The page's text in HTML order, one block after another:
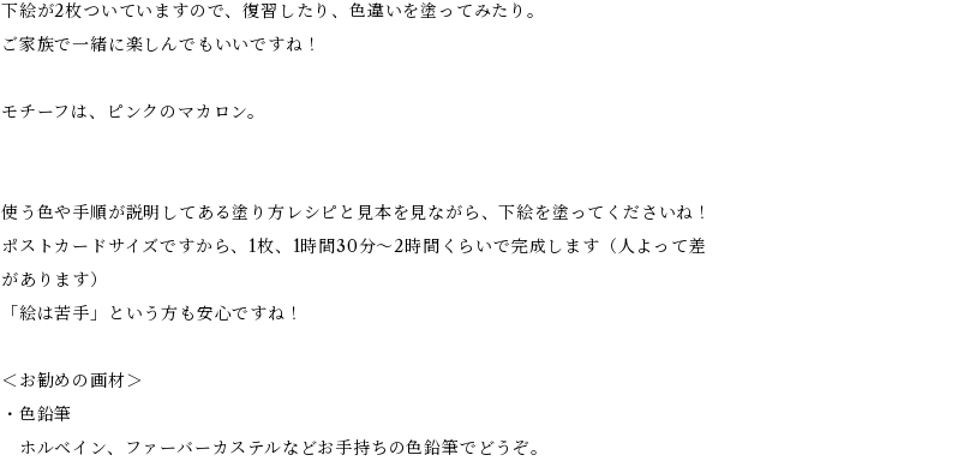
下絵が2枚ついていますので、復習したり、色違いを塗ってみたり。
ご家族で一緒に楽しんでもいいですね！
モチーフは、ピンクのマカロン。
使う色や手順が説明してある塗り方レシピと見本を見ながら、下絵を塗ってくださいね！
ポストカードサイズですから、1枚、1時間30分～2時間くらいで完成します（人よって差
があります）
「絵は苦手」という方も安心ですね！
＜お勧めの画材＞
・色鉛筆
ホルベイン、ファーバーカステルなどお手持ちの色鉛筆でどうぞ。